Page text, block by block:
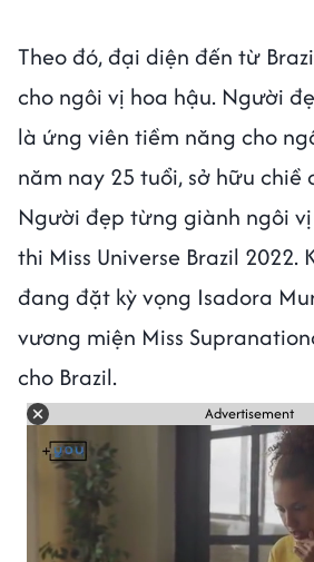
Theo đó, đại diện đến từ
cho ngôi vị hoa hậu. Người
là ứng viên tiềm năng cho
năm nay 25 tuổi, sở hữu chiề
Người đẹp từng giành ngôi
thi Miss Universe Brazil 2022.
đang đặt kỳ vọng Isadora
vương miện Miss
cho Brazil.
Advertisement